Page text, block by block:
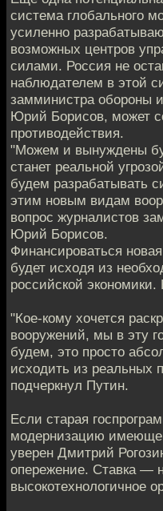
система глобального
усиленно
возможных центров
силами. Россия не
наблюдателем в этой
замминистра обороны
Юрий Борисов, может
противодействия.
"Можем и вынуждены
станет реальной
будем разрабатывать
этим новым видам
вопрос журналистов
Юрий Борисов.
Финансироваться
будет исходя из
российской
"Кое-кому хочется
вооружений, мы в эту
будем, это просто
исходить из реальных
подчеркнул Путин.
Если старая
модернизацию
уверен Дмитрий
опережение. Ставка —
высокотехнологичное